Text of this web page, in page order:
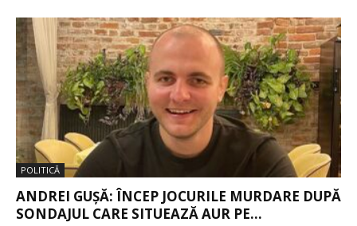
POLITICĂ
ANDREI GUȘĂ: ÎNCEP JOCURILE MURDARE DUPĂ
SONDAJUL CARE SITUEAZĂ AUR PE...